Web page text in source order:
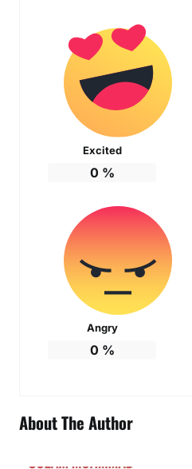
Excited
0 %
Angry
0 %
About The Author